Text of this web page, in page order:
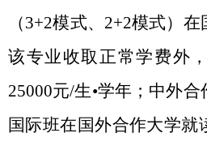
（3+2模式、 2+2模式）在
该专业收取正常学费外
25000元/生•学年；中外
国际班在国外合作大学就